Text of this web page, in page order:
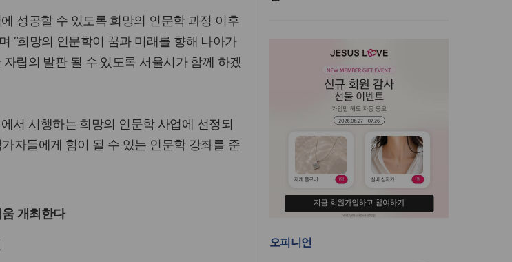
성공할 수 있도록 희망의 인문학 과정 이후
“희망의 인문학이 꿈과 미래를 향해 나아가
립의 발판 될 수 있도록 서울시가 함께 하겠
서 시행하는 희망의 인문학 사업에 선정되
자들에게 힘이 될 수 있는 인문학 강좌를 준
개최한다
오피니언